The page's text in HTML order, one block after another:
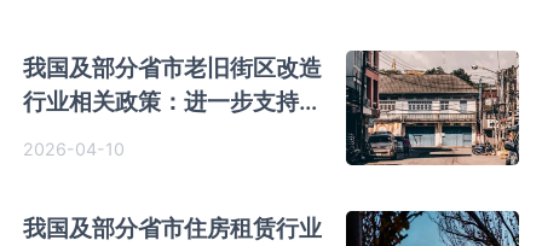
我国及部分省市老旧街区改造
行业相关政策：进一步支持城
2026-04-10
我国及部分省市住房租赁行业